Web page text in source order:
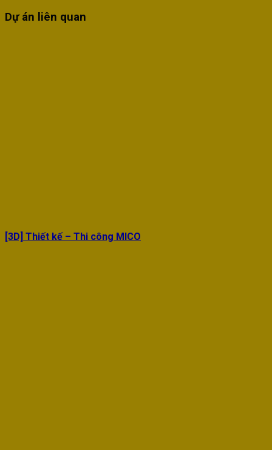
Dự án liên quan
[3D] Thiết kế – Thi công MICO